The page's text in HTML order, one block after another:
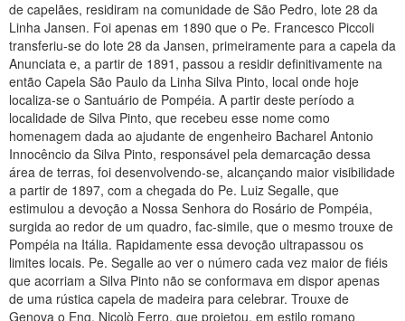
de capelães, residiram na comunidade de São Pedro, lote 28 da
Linha Jansen. Foi apenas em 1890 que o Pe. Francesco Piccoli
transferiu-se do lote 28 da Jansen, primeiramente para a capela da
Anunciata e, a partir de 1891, passou a residir definitivamente na
então Capela São Paulo da Linha Silva Pinto, local onde hoje
localiza-se o Santuário de Pompéia. A partir deste período a
localidade de Silva Pinto, que recebeu esse nome como
homenagem dada ao ajudante de engenheiro Bacharel Antonio
Innocêncio da Silva Pinto, responsável pela demarcação dessa
área de terras, foi desenvolvendo-se, alcançando maior visibilidade
a partir de 1897, com a chegada do Pe. Luiz Segalle, que
estimulou a devoção a Nossa Senhora do Rosário de Pompéia,
surgida ao redor de um quadro, fac-simile, que o mesmo trouxe de
Pompéia na Itália. Rapidamente essa devoção ultrapassou os
limites locais. Pe. Segalle ao ver o número cada vez maior de fiéis
que acorriam a Silva Pinto não se conformava em dispor apenas
de uma rústica capela de madeira para celebrar. Trouxe de
Genova o Eng. Nicolò Ferro, que projetou, em estilo romano